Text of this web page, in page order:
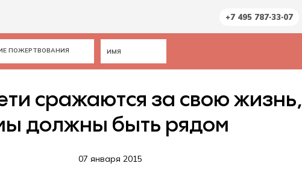
сражаются за свою жизнь,
должны быть рядом
07 января 2015
+7 495 787·33·07